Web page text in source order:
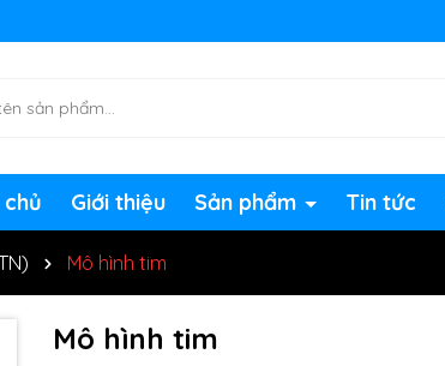
chờ đợi bạn
Giới thiệu Sản phẩm Tin tức
Mô hình tim
Mô hình tim